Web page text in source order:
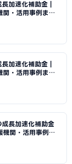
。加速化補助金｜
関・活用事例まと
加速化補助金｜
関・活用事例まと
長加速化補助金
機関・活用事例ま